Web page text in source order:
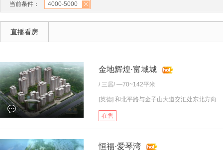
当前条件： 4000-5000
直播看房
金地辉煌·富域城
/ 三居/ —70~142平米
[英德] 和北平路与金子山大道交汇处东北方向
在售
恒福·爱琴湾